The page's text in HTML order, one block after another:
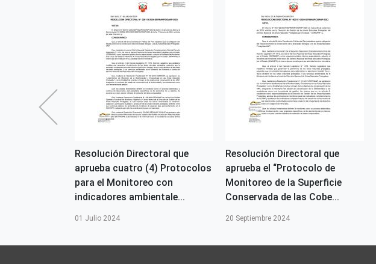
Resolución Directoral que
aprueba cuatro (4) Protocolos
para el Monitoreo con
indicadores ambientale...
01 Julio 2024
Resolución Directoral que
aprueba el “Protocolo de
Monitoreo de la Superficie
Conservada de las Cobe...
20 Septiembre 2024